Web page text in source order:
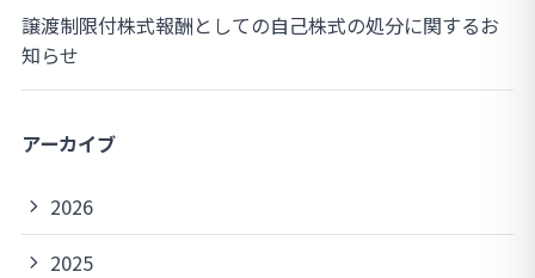
譲渡制限付株式報酬としての自己株式の処分に関するお
知らせ
アーカイブ
2026
2025